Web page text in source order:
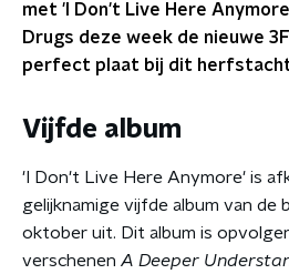
met 'I Don't Live Here
Drugs deze week de nieuwe
perfect plaat bij dit
Vijfde album
'I Don't Live Here Anymore' is
gelijknamige vijfde album van de
oktober uit. Dit album is
verschenen A Deeper